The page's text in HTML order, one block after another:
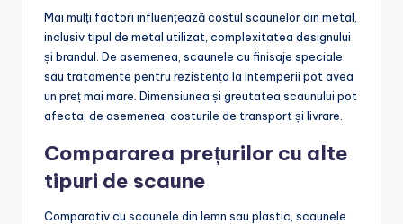
Mai mulți factori influențează costul scaunelor din metal,
inclusiv tipul de metal utilizat, complexitatea designului
și brandul. De asemenea, scaunele cu finisaje speciale
sau tratamente pentru rezistența la intemperii pot avea
un preț mai mare. Dimensiunea și greutatea scaunului pot
afecta, de asemenea, costurile de transport și livrare.
Compararea prețurilor cu alte
tipuri de scaune
Comparativ cu scaunele din lemn sau plastic, scaunele